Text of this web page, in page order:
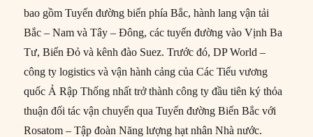
bao gồm Tuyến đường biển phía Bắc, hành lang vận tải
Bắc – Nam và Tây – Đông, các tuyến đường vào Vịnh Ba
Tư, Biển Đỏ và kênh đào Suez. Trước đó, DP World –
công ty logistics và vận hành cảng của Các Tiểu vương
quốc Ả Rập Thống nhất trở thành công ty đầu tiên ký thỏa
thuận đối tác vận chuyển qua Tuyến đường Biển Bắc với
Rosatom – Tập đoàn Năng lượng hạt nhân Nhà nước.